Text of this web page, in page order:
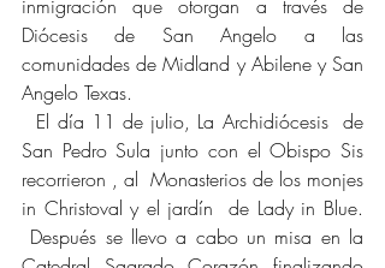
inmigración que otorgan a través de
Diócesis de San Angelo a las
comunidades de Midland y Abilene y San
Angelo Texas.
El día 11 de julio, La Archidiócesis  de
San Pedro Sula junto con el Obispo Sis
recorrieron , al  Monasterios de los monjes
in Christoval y el jardín  de Lady in Blue.
Después se llevo a cabo un misa en la